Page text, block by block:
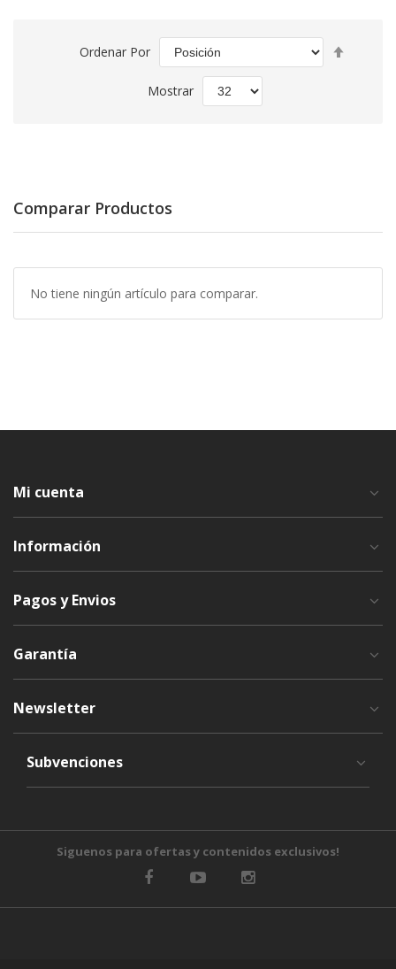
Ordenar Por
Mostrar
Comparar Productos
No tiene ningún artículo para comparar.
Mi cuenta
Información
Pagos y Envios
Garantía
Newsletter
Subvenciones
Siguenos para ofertas y contenidos exclusivos!